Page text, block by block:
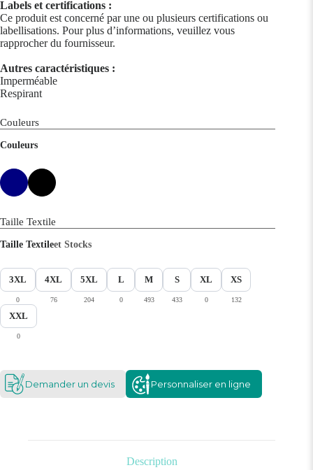
Labels et certifications :
Ce produit est concerné par une ou plusieurs certifications ou
labellisations. Pour plus d’informations, veuillez vous
rapprocher du fournisseur.
Autres caractéristiques :
Imperméable
Respirant
Couleurs
Couleurs
Taille Textile
Taille Textileet Stocks
3XL
0
4XL
76
5XL
204
L
0
M
493
S
433
XL
0
XS
132
XXL
0
Demander un devis Personnaliser en ligne
Description